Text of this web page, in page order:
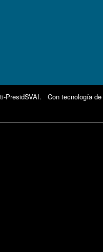
PresidSVAI. Con tecnología de